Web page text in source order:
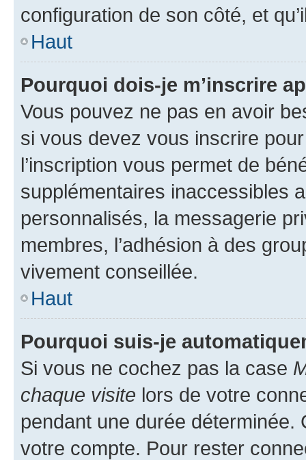
configuration de son côté, et
Haut
Pourquoi dois-je m’inscrire
Vous pouvez ne pas en avoir
si vous devez vous inscrire
l’inscription vous permet de
supplémentaires inaccessibles
personnalisés, la messagerie
membres, l’adhésion à des
vivement conseillée.
Haut
Pourquoi suis-je
Si vous ne cochez pas la case
chaque visite lors de votre
pendant une durée déterminée.
votre compte. Pour rester